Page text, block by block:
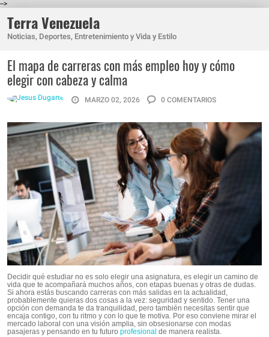
-->
Terra Venezuela
Noticias, Deportes, Entretenimiento y Vida y Estilo
El mapa de carreras con más empleo hoy y cómo
elegir con cabeza y calma
MARZO 02, 2026 0 COMENTARIOS
Decidir qué estudiar no es solo elegir una asignatura, es elegir un camino de
vida que te acompañará muchos años, con etapas buenas y otras de dudas.
Si ahora estás buscando carreras con más salidas en la actualidad,
probablemente quieras dos cosas a la vez: seguridad y sentido. Tener una
opción con demanda te da tranquilidad, pero también necesitas sentir que
encaja contigo, con tu ritmo y con lo que te motiva. Por eso conviene mirar el
mercado laboral con una visión amplia, sin obsesionarse con modas
pasajeras y pensando en tu futuro profesional de manera realista.